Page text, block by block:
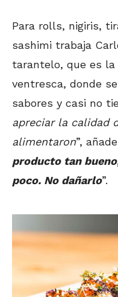
Para rolls, nigiris,
sashimi trabaja
tarantelo, que es
ventresca, donde
sabores y casi no
apreciar la calidad
alimentaron”,
producto tan
poco. No dañarlo”.